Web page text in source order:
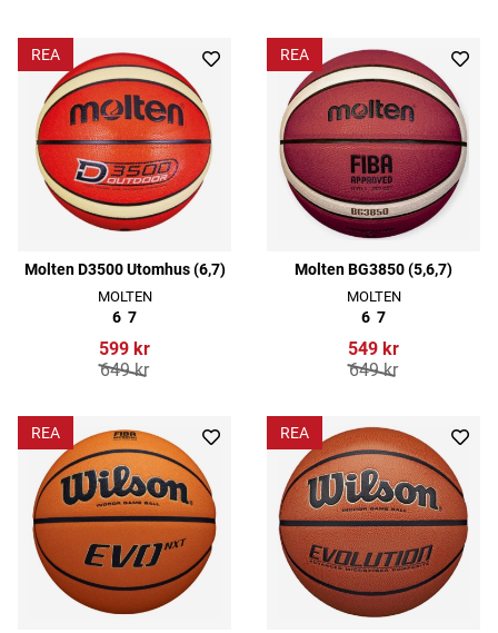
REA
Molten D3500 Utomhus (6,7)
MOLTEN
6 7
599 kr
649 kr
REA
Molten BG3850 (5,6,7)
MOLTEN
6 7
549 kr
649 kr
REA REA